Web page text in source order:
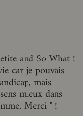
and So What !
car je pouvais
mais
mieux dans
Merci " !